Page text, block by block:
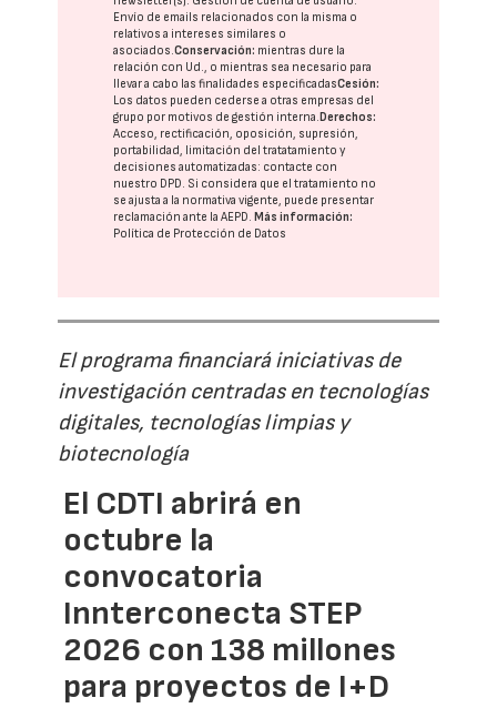
Envío de emails relacionados con la misma o
relativos a intereses similares o
asociados.Conservación: mientras dure la
relación con Ud., o mientras sea necesario para
llevar a cabo las finalidades especificadasCesión:
Los datos pueden cederse a otras empresas del
grupo por motivos de gestión interna.Derechos:
Acceso, rectificación, oposición, supresión,
portabilidad, limitación del tratatamiento y
decisiones automatizadas: contacte con
nuestro DPD. Si considera que el tratamiento no
se ajusta a la normativa vigente, puede presentar
reclamación ante laAEPD.Más información:
Política de Protección de Datos
El programa financiará iniciativas de
investigación centradas en tecnologías
digitales, tecnologías limpias y
biotecnología
El CDTI abrirá en
octubre la
convocatoria
Innterconecta STEP
2026 con 138 millones
para proyectos de I+D